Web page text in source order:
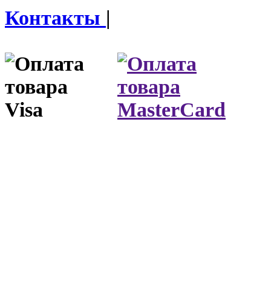
Контакты |